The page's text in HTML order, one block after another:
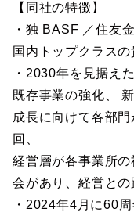
【同社の特徴】
・独 BASF ／住友
国内トップクラスの
・2030年を見据え
既存事業の強化、
成長に向けて各部
回、
経営層が各事業所
会があり、経営との
・2024年4月に60周